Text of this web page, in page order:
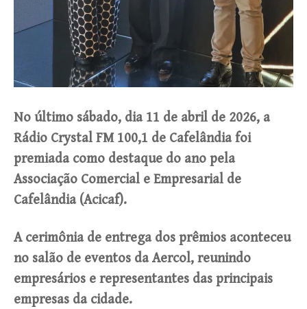
No último sábado, dia 11 de abril de 2026, a
Rádio Crystal FM 100,1 de Cafelândia foi
premiada como destaque do ano pela
Associação Comercial e Empresarial de
Cafelândia (Acicaf).
A cerimônia de entrega dos prêmios aconteceu
no salão de eventos da Aercol, reunindo
empresários e representantes das principais
empresas da cidade.